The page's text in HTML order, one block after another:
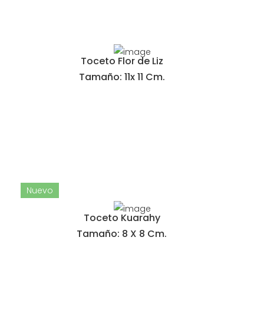
Toceto Flor de Liz
Tamaño: 11x 11 Cm.
Nuevo
Toceto Kuarahy
Tamaño: 8 X 8 Cm.